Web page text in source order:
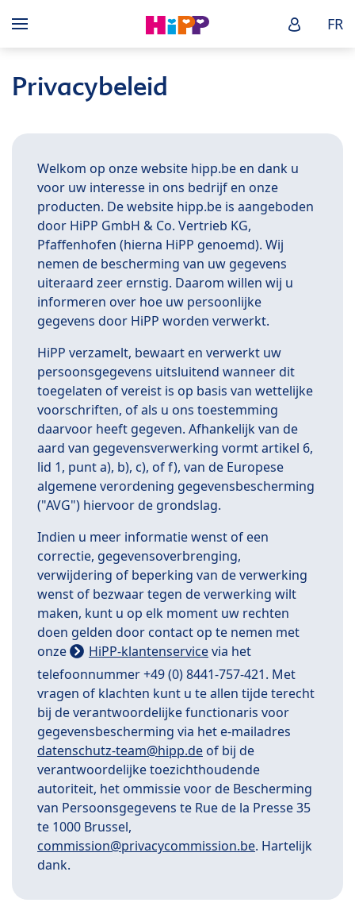
Menü HiPP FR
Privacybeleid
Welkom op onze website hipp.be en dank u
voor uw interesse in ons bedrijf en onze
producten. De website hipp.be is aangeboden
door HiPP GmbH & Co. Vertrieb KG,
Pfaffenhofen (hierna HiPP genoemd). Wij
nemen de bescherming van uw gegevens
uiteraard zeer ernstig. Daarom willen wij u
informeren over hoe uw persoonlijke
gegevens door HiPP worden verwerkt.
HiPP verzamelt, bewaart en verwerkt uw
persoonsgegevens uitsluitend wanneer dit
toegelaten of vereist is op basis van wettelijke
voorschriften, of als u ons toestemming
daarvoor heeft gegeven. Afhankelijk van de
aard van gegevensverwerking vormt artikel 6,
lid 1, punt a), b), c), of f), van de Europese
algemene verordening gegevensbescherming
("AVG") hiervoor de grondslag.
Indien u meer informatie wenst of een
correctie, gegevensoverbrenging,
verwijdering of beperking van de verwerking
wenst of bezwaar tegen de verwerking wilt
maken, kunt u op elk moment uw rechten
doen gelden door contact op te nemen met
onze
HiPP-klantenservicevia het
telefoonnummer +49 (0) 8441-757-421. Met
vragen of klachten kunt u te allen tijde terecht
bij de verantwoordelijke functionaris voor
gegevensbescherming via het e-mailadres
datenschutz-team@hipp.de of bij de
verantwoordelijke toezichthoudende
autoriteit, het ommissie voor de Bescherming
van Persoonsgegevens te Rue de la Presse 35
te 1000 Brussel,
commission@privacycommission.be. Hartelijk
dank.